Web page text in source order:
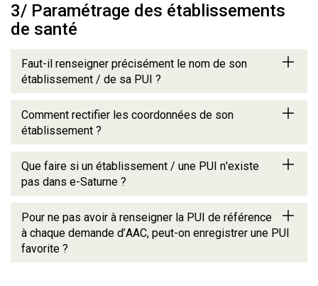
3/ Paramétrage des établissements
de santé
Faut-il renseigner précisément le nom de son
établissement / de sa PUI ?
Comment rectifier les coordonnées de son
établissement ?
Que faire si un établissement / une PUI n'existe
pas dans e-Saturne ?
Pour ne pas avoir à renseigner la PUI de référence
à chaque demande d’AAC, peut-on enregistrer une PUI
favorite ?